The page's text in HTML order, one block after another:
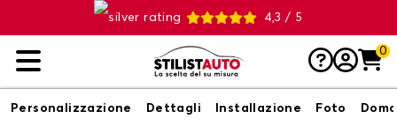
4,3 / 5
0
Personalizzazione Dettagli Installazione Foto